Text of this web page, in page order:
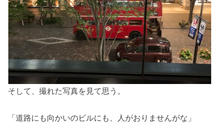
そして、撮れた写真を見て思う。
「道路にも向かいのビルにも、人がおりませんがな」